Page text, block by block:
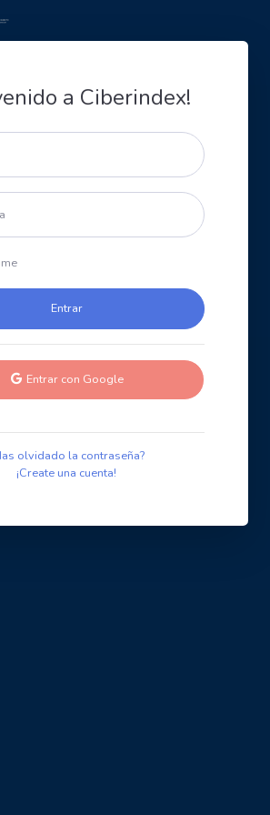
a Ciberindex!
Entrar con Google
olvidado la contraseña?
¡Create una cuenta!